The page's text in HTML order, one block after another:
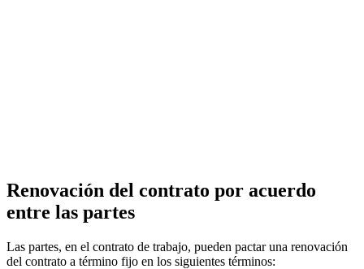
Renovación del contrato por acuerdo
entre las partes
Las partes, en el contrato de trabajo, pueden pactar una renovación
del contrato a término fijo en los siguientes términos: